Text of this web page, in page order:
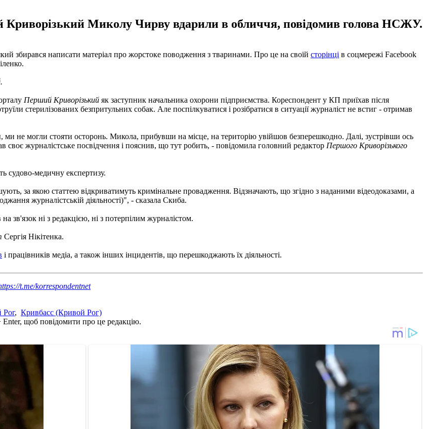
Криворізький Миколу Чирву вдарили в обличчя, повідомив голова НСЖУ.
збирався написати матеріал про жорстоке поводження з тваринами. Про це на своїй сторінці в соцмережі Facebook
Перший Криворізький як заступник начальника охорони підприємства. Кореспондент у КП приїхав після
стерилізованих безпритульних собак. Але поспілкуватися і розібратися в ситуації журналіст не встиг - отримав
не могли стояти осторонь. Микола, прибувши на місце, на територію увійшов безперешкодно. Далі, зустрівши ось
журналістське посвідчення і пояснив, що тут робить, - повідомила головний редактор Першого Криворізького
судово-медичну експертизу.
за якою статтею відкриватимуть кримінальне провадження. Відзначають, що згідно з наданими відеодоказами, а
журналістській діяльності)", - сказала Скиба.
зв'язок ні з редакцією, ні з потерпілим журналістом.
Сергія Нікітенка.
і працівників медіа, а також інших інцидентів, що перешкоджають їх діяльності.
t.me/korrespondentnet
Рог, Кривбасс (Кривой Рог)
Enter, щоб повідомити про це редакцію.